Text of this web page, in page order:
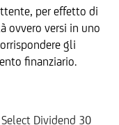
per effetto di
ovvero versi in uno
gli
finanziario.
Select Dividend 30